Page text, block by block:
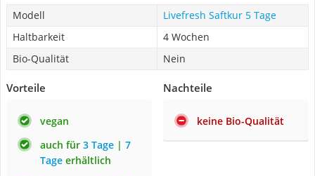
Modell
Livefresh Saftkur 5 Tage
Haltbarkeit
4 Wochen
Bio-Qualität
Nein
Vorteile
vegan
auch für 3 Tage | 7
Tage erhältlich
Nachteile
keine Bio-Qualität